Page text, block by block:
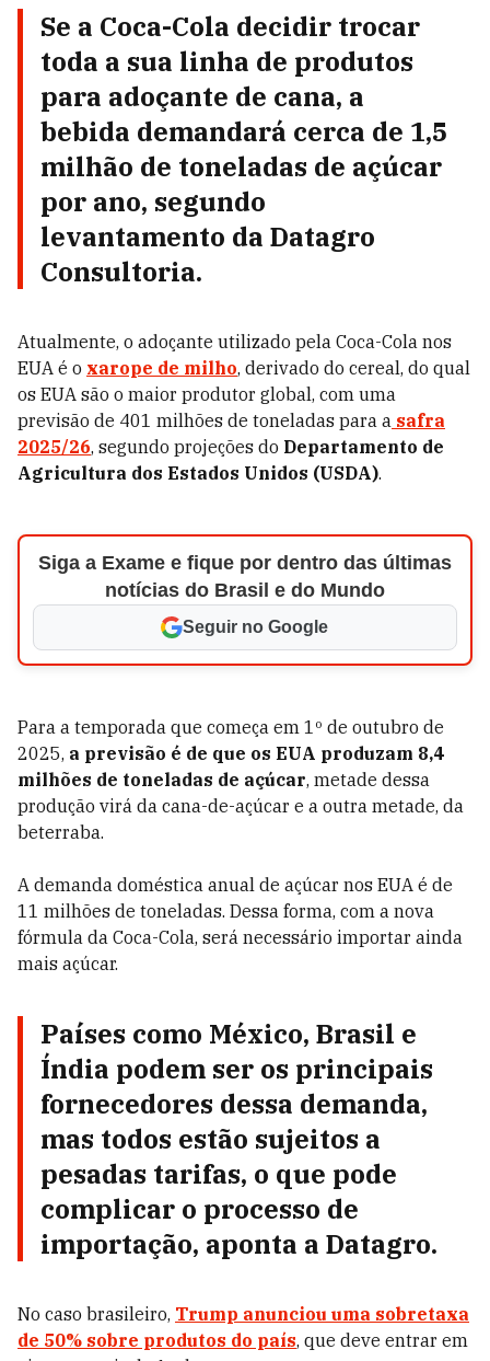
Se a Coca-Cola decidir trocar
toda a sua linha de produtos
para adoçante de cana, a
bebida demandará cerca de 1,5
milhão de toneladas de açúcar
por ano, segundo
levantamento da Datagro
Consultoria.
Atualmente, o adoçante utilizado pela Coca-Cola nos
EUA é o xarope de milho, derivado do cereal, do qual
os EUA são o maior produtor global, com uma
previsão de 401 milhões de toneladas para a safra
2025/26, segundo projeções do Departamento de
Agricultura dos Estados Unidos (USDA).
Siga a Exame e fique por dentro das últimas
notícias do Brasil e do Mundo
Seguir no Google
Para a temporada que começa em 1º de outubro de
2025, a previsão é de que os EUA produzam 8,4
milhões de toneladas de açúcar, metade dessa
produção virá da cana-de-açúcar e a outra metade, da
beterraba.
A demanda doméstica anual de açúcar nos EUA é de
11 milhões de toneladas. Dessa forma, com a nova
fórmula da Coca-Cola, será necessário importar ainda
mais açúcar.
Países como México, Brasil e
Índia podem ser os principais
fornecedores dessa demanda,
mas todos estão sujeitos a
pesadas tarifas, o que pode
complicar o processo de
importação, aponta a Datagro.
No caso brasileiro, Trump anunciou uma sobretaxa
de 50% sobre produtos do país, que deve entrar em